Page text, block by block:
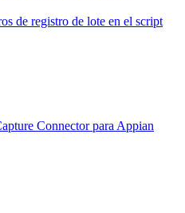
de registro de lote en el script
Connector para Appian